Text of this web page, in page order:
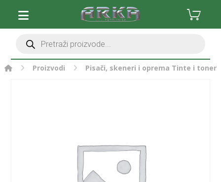
Proizvodi Pisači, skeneri i oprema Tinte i toneri